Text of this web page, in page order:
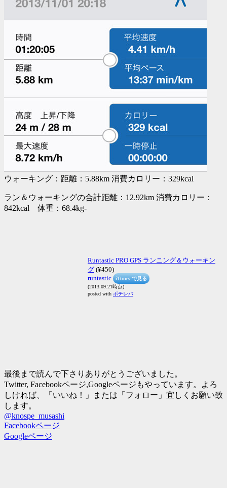
ウォーキング：距離：5.88km 消費カロリー：329kcal
ラン＆ウォーキングの合計距離：12.92km 消費カロリー：
842kcal 体重：68.4kg-
Runtastic PRO GPS ランニング＆ウォーキン
グ (¥450)
runtastic
iTunes で見る
(2013.09.21時点)
posted with ポチレバ
最後まで読んで下さりありがとうございました。
Twitter, Facebookページ,Googleページもやっています。よろ
しければ、「いいね！」または「フォロー」宜しくお願い致
します。
@knospe_musashi
Facebookページ
Googleページ